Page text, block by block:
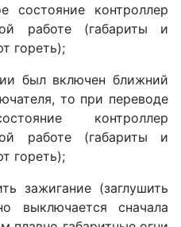
состояние контроллер
работе (габариты и
гореть);
был включен ближний
то при переводе
контроллер
работе (габариты и
гореть);
(заглушить
выключается сначала